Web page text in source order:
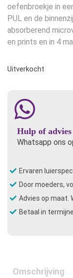
oefenbroekje in
PUL en de
absorberend
en prints en in 4
Uitverkocht
Hulp of
Whatsapp ons
Ervaren
Door moeders,
Advies op maat.
Betaal in
Omschrijving